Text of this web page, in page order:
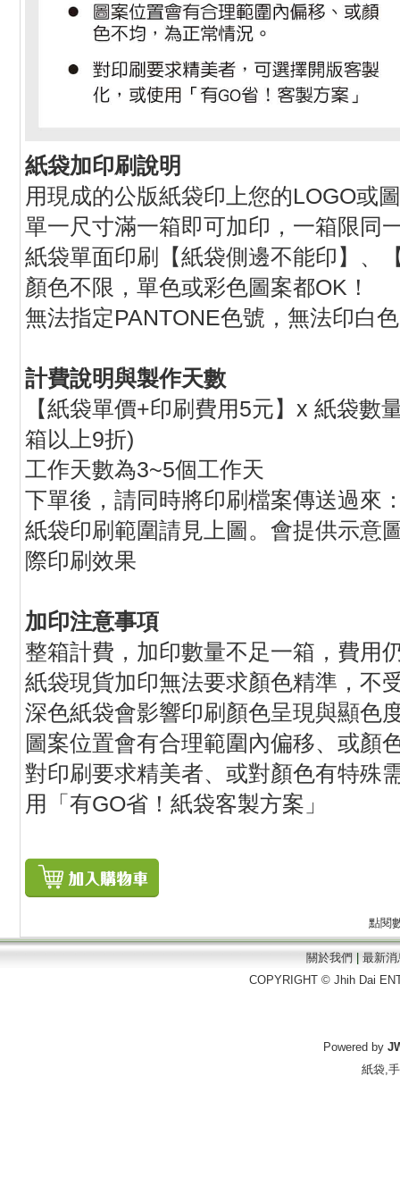
紙袋加印刷說明
用現成的公版紙袋印上您的LOGO或
單一尺寸滿一箱即可加印，一箱限同
紙袋單面印刷【紙袋側邊不能印】、
顏色不限，單色或彩色圖案都OK！
無法指定PANTONE色號，無法印白
計費說明與製作天數
【紙袋單價+印刷費用5元】x 紙袋
箱以上9折)
工作天數為3~5個工作天
下單後，請同時將印刷檔案傳送過來
紙袋印刷範圍請見上圖。會提供示意
際印刷效果
加印注意事項
整箱計費，加印數量不足一箱，費用
紙袋現貨加印無法要求顏色精準，不
深色紙袋會影響印刷顏色呈現與顯色
圖案位置會有合理範圍內偏移、或顏
對印刷要求精美者、或對顏色有特殊
用「有GO省！紙袋客製方案」
點閱
關於我們
最新消
COPYRIGHT © Jhih Dai
Powered by
紙袋,